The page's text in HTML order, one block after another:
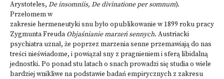
Arystoteles, De insomniis, De divinatione per somnum).
Przełomem w
zakresie hermeneutyki snu było opublikowanie w 1899 roku pracy
Zygmunta Freuda Objaśnianie marzeń sennych. Austriacki
psychiatra uznał, że poprzez marzenia senne przemawiają do nas
treści nieświadome, i powiązał sny z pragnieniem i sferą libidalną
jednostki. Po ponad stu latach o snach prowadzi się studia o wiele
bardziej wnikliwe na podstawie badań empirycznych z zakresu